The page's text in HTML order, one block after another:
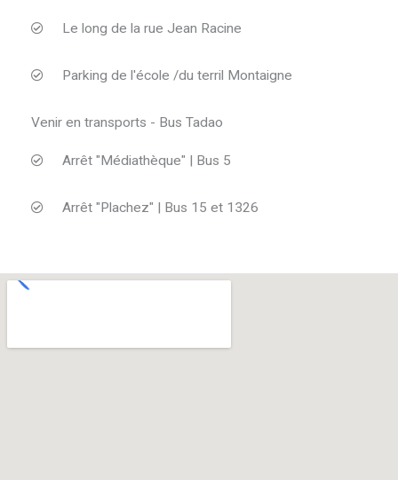
Le long de la rue Jean Racine
Parking de l'école /du terril Montaigne
Venir en transports - Bus Tadao
Arrêt "Médiathèque" | Bus 5
Arrêt "Plachez" | Bus 15 et 1326